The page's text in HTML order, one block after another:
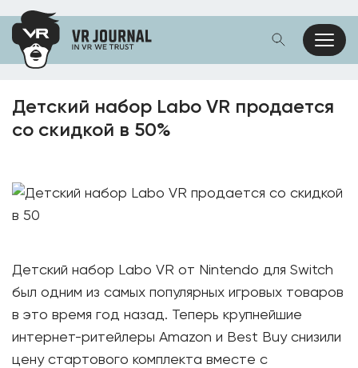
Детский набор Labo VR продается
со скидкой в 50%
Детский набор Labo VR от Nintendo для Switch
был одним из самых популярных игровых товаров
в это время год назад. Теперь крупнейшие
интернет-ритейлеры Amazon и Best Buy снизили
цену стартового комплекта вместе с